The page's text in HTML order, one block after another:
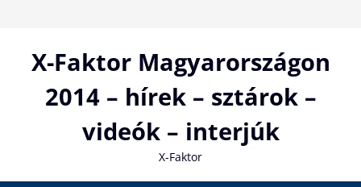
contentX-Faktor Magyarországon
2014 – hírek – sztárok –
videók – interjúk
X-Faktor